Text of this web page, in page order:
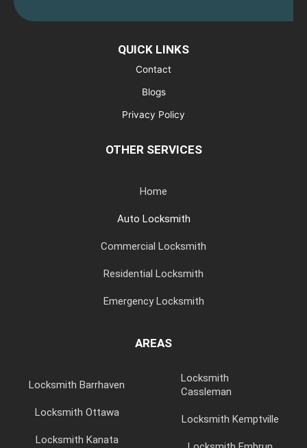
QUICK LINKS
Contact
Blogs
Privacy Policy
OTHER SERVICES
Home
Auto Locksmith
Commercial Locksmith
Residential Locksmith
Emergency Locksmith
AREAS
Locksmith Barrhaven
Locksmith Ottawa
Locksmith Kanata
Locksmith
Cassleman
Locksmith Kemptville